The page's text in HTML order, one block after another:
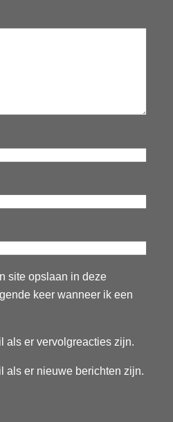
site opslaan in deze
keer wanneer ik een
als er vervolgreacties zijn.
als er nieuwe berichten zijn.